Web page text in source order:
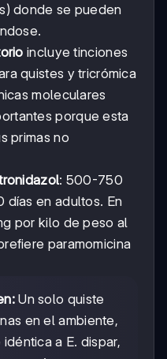
donde se pueden
incluye tinciones
quistes y tricrómica
moleculares
porque esta
primas no
: 500-750
días en adultos. En
por kilo de peso al
paramomicina
Un solo quiste
en el ambiente,
a E. dispar,